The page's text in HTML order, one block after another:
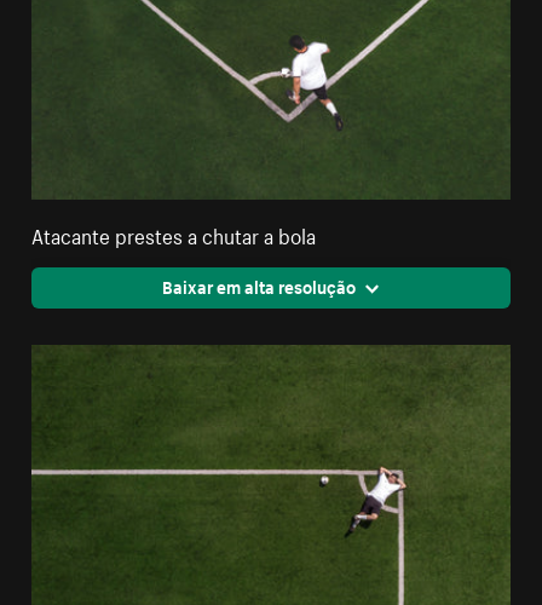
Atacante prestes a chutar a bola
Baixar em alta resolução